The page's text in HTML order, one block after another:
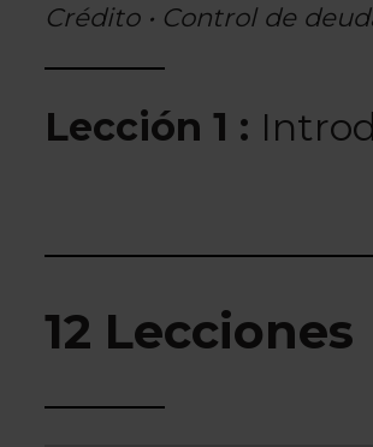
Crédito • Control de
Lección 1 :
12 Lecciones